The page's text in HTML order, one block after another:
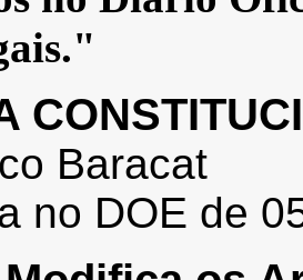
Baracat
no DOE de